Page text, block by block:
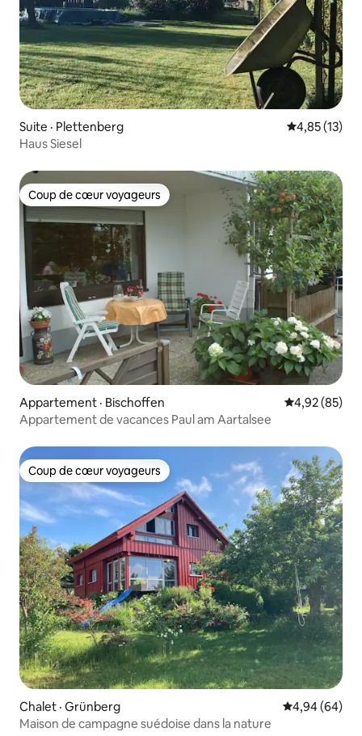
Suite · Plettenberg Note
4,85 (13)
Haus Siesel
Coup de cœur voyageurs
Coup de cœur voyageurs
Appartement · Bischoffen Note
4,92 (85)
Appartement de vacances Paul am Aartalsee
Coup de cœur voyageurs
Coup de cœur voyageurs
Chalet · Grünberg Note
4,94 (64)
Maison de campagne suédoise dans la nature